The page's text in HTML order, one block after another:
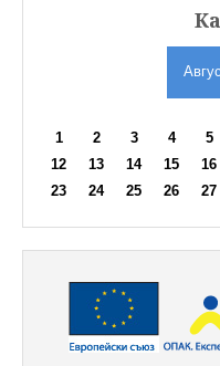
1 2 3 4 5
12
13 14 15 16
23
24 25 26 27